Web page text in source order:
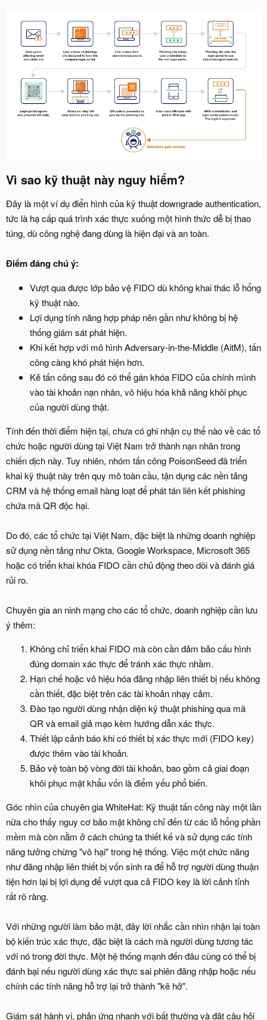
Vì sao kỹ thuật này nguy hiểm?​
Đây là một ví dụ điển hình của kỹ thuật downgrade authentication,
tức là hạ cấp quá trình xác thực xuống một hình thức dễ bị thao
túng, dù công nghệ đang dùng là hiện đại và an toàn.
Điểm đáng chú ý:
Vượt qua được lớp bảo vệ FIDO dù không khai thác lỗ hổng
kỹ thuật nào.
Lợi dụng tính năng hợp pháp nên gần như không bị hệ
thống giám sát phát hiện.
Khi kết hợp với mô hình Adversary-in-the-Middle (AitM), tấn
công càng khó phát hiện hơn.
Kẻ tấn công sau đó có thể gán khóa FIDO của chính mình
vào tài khoản nạn nhân, vô hiệu hóa khả năng khôi phục
của người dùng thật.
Tính đến thời điểm hiện tại, chưa có ghi nhận cụ thể nào về các tổ
chức hoặc người dùng tại Việt Nam trở thành nạn nhân trong
chiến dịch này. Tuy nhiên, nhóm tấn công PoisonSeed đã triển
khai kỹ thuật này trên quy mô toàn cầu, tận dụng các nền tảng
CRM và hệ thống email hàng loạt để phát tán liên kết phishing
chứa mã QR độc hại.
Do đó, các tổ chức tại Việt Nam, đặc biệt là những doanh nghiệp
sử dụng nền tảng như Okta, Google Workspace, Microsoft 365
hoặc có triển khai khóa FIDO cần chủ động theo dõi và đánh giá
rủi ro.
Chuyên gia an ninh mạng cho các tổ chức, doanh nghiệp cần lưu
ý thêm:
Không chỉ triển khai FIDO mà còn cần đảm bảo cấu hình
đúng domain xác thực để tránh xác thực nhầm.
Hạn chế hoặc vô hiệu hóa đăng nhập liên thiết bị nếu không
cần thiết, đặc biệt trên các tài khoản nhạy cảm.
Đào tạo người dùng nhận diện kỹ thuật phishing qua mã
QR và email giả mạo kèm hướng dẫn xác thực.
Thiết lập cảnh báo khi có thiết bị xác thực mới (FIDO key)
được thêm vào tài khoản.
Bảo vệ toàn bộ vòng đời tài khoản, bao gồm cả giai đoạn
khôi phục mật khẩu vốn là điểm yếu phổ biến.
Góc nhìn của chuyên gia WhiteHat: Kỹ thuật tấn công này một lần
nữa cho thấy nguy cơ bảo mật không chỉ đến từ các lỗ hổng phần
mềm mà còn nằm ở cách chúng ta thiết kế và sử dụng các tính
năng tưởng chừng "vô hại" trong hệ thống. Việc một chức năng
như đăng nhập liên thiết bị vốn sinh ra để hỗ trợ người dùng thuận
tiện hơn lại bị lợi dụng để vượt qua cả FIDO key là lời cảnh tỉnh
rất rõ ràng.
Với những người làm bảo mật, đây lời nhắc cần nhìn nhận lại toàn
bộ kiến trúc xác thực, đặc biệt là cách mà người dùng tương tác
với nó trong đời thực. Một hệ thống mạnh đến đâu cũng có thể bị
đánh bại nếu người dùng xác thực sai phiên đăng nhập hoặc nếu
chính các tính năng hỗ trợ lại trở thành "kẽ hở".
Giám sát hành vi, phản ứng nhanh với bất thường và đặt câu hỏi